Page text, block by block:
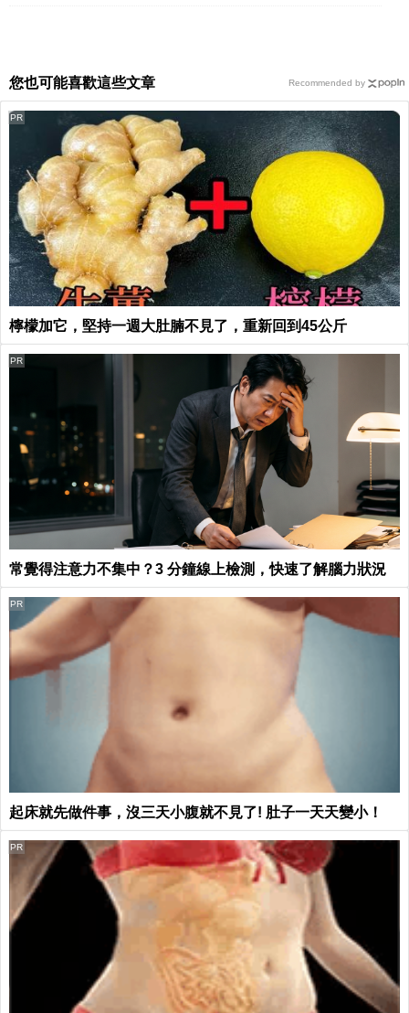
您也可能喜歡這些文章
檸檬加它，堅持一週大肚腩不見了，重新回到45公斤
PR
常覺得注意力不集中？3 分鐘線上檢測，快速了解腦力狀況
PR
起床就先做件事，沒三天小腹就不見了! 肚子一天天變小！
PR
PR
Recommended by